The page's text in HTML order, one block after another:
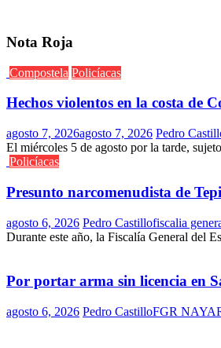
Nota Roja
Compostela Policíacas
Hechos violentos en la costa de
agosto 7, 2026agosto 7, 2026 Pedro
El miércoles 5 de agosto por la tarde,
Policíacas
Presunto narcomenudista de
agosto 6, 2026 Pedro Castillofiscalia
Durante este año, la Fiscalía General del
Por portar arma sin licencia en
agosto 6, 2026 Pedro CastilloFGR